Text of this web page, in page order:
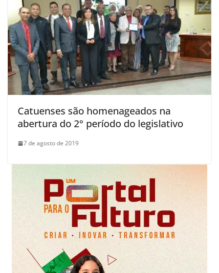
Catuenses são homenageados na
abertura do 2° período do legislativo
7 de agosto de 2019